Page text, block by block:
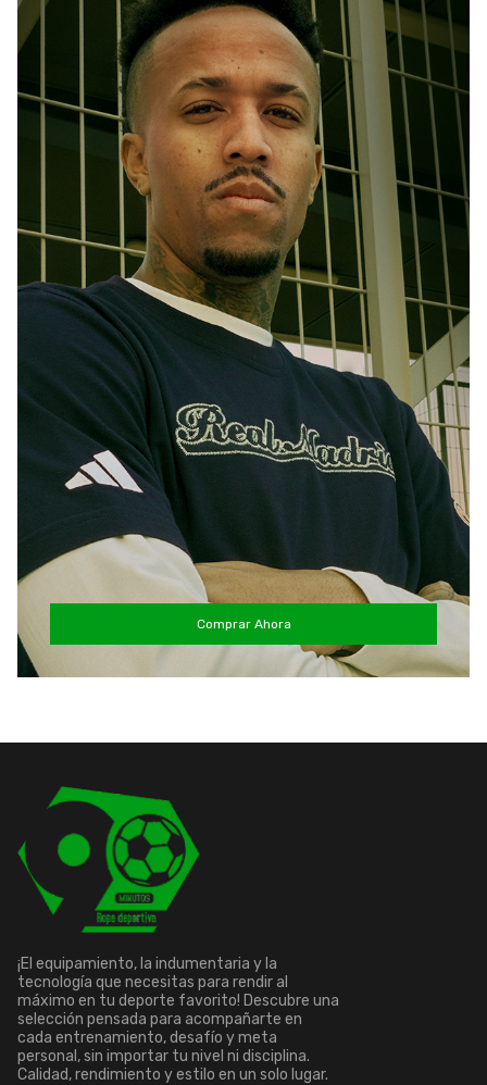
Comprar Ahora
¡El equipamiento, la indumentaria y la
tecnología que necesitas para rendir al
máximo en tu deporte favorito! Descubre una
selección pensada para acompañarte en
cada entrenamiento, desafío y meta
personal, sin importar tu nivel ni disciplina.
Calidad, rendimiento y estilo en un solo lugar.